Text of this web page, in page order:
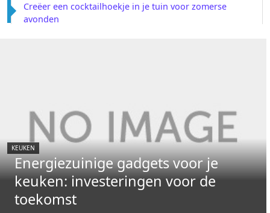
Creëer een cocktailhoekje in je tuin voor zomerse
avonden
KEUKEN
Energiezuinige gadgets voor je
keuken: investeringen voor de
toekomst